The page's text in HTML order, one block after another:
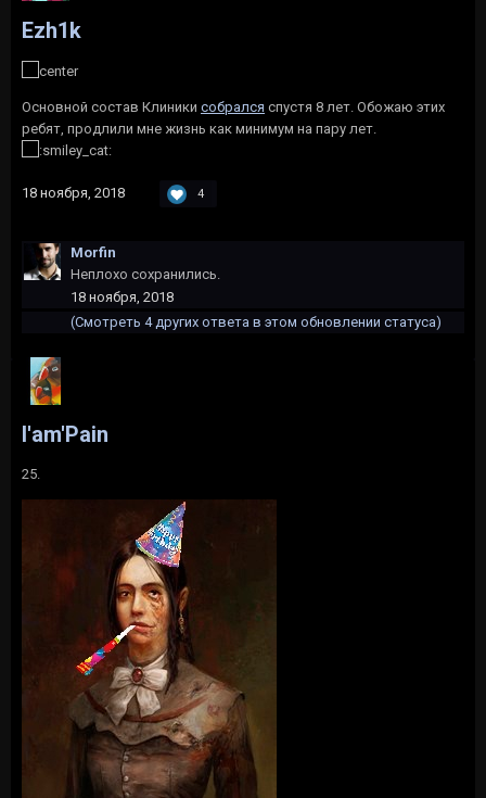
Ezh1k
Основной состав Клиники собрался спустя 8 лет. Обожаю этих
ребят, продлили мне жизнь как минимум на пару лет.
18 ноября, 2018 4
Morfin
Неплохо сохранились.
18 ноября, 2018
(Смотреть 4 других ответа в этом обновлении статуса)
I'am'Pain
25.